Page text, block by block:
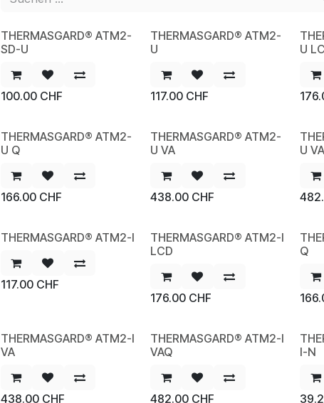
NEW
THERMASGARD® ATM2-
SD-U
100.00 CHF
NEW
THERMASGARD® ATM2-
U
117.00 CHF
U
NEW
THERMASGARD® ATM2-
U Q
166.00 CHF
NEW
THERMASGARD® ATM2-
U VA
438.00 CHF
U
NEW
THERMASGARD® ATM2-I
117.00 CHF
NEW
THERMASGARD® ATM2-I
LCD
176.00 CHF
Q
NEW
THERMASGARD® ATM2-I
VA
438.00 CHF
NEW
THERMASGARD® ATM2-I
VAQ
482.00 CHF
I-N